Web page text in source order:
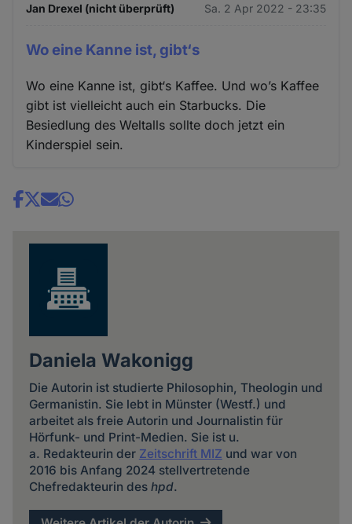
Jan Drexel (nicht überprüft) Sa. 2 Apr 2022 - 23:35
Wo eine Kanne ist, gibt‘s
Wo eine Kanne ist, gibt‘s Kaffee. Und wo’s Kaffee
gibt ist vielleicht auch ein Starbucks. Die
Besiedlung des Weltalls sollte doch jetzt ein
Kinderspiel sein.
Share
Daniela Wakonigg
Die Autorin ist studierte Philosophin, Theologin und
Germanistin. Sie lebt in Münster (Westf.) und
arbeitet als freie Autorin und Journalistin für
Hörfunk- und Print-Medien. Sie ist u.
a. Redakteurin der Zeitschrift MIZ und war von
2016 bis Anfang 2024 stellvertretende
Chefredakteurin des hpd.